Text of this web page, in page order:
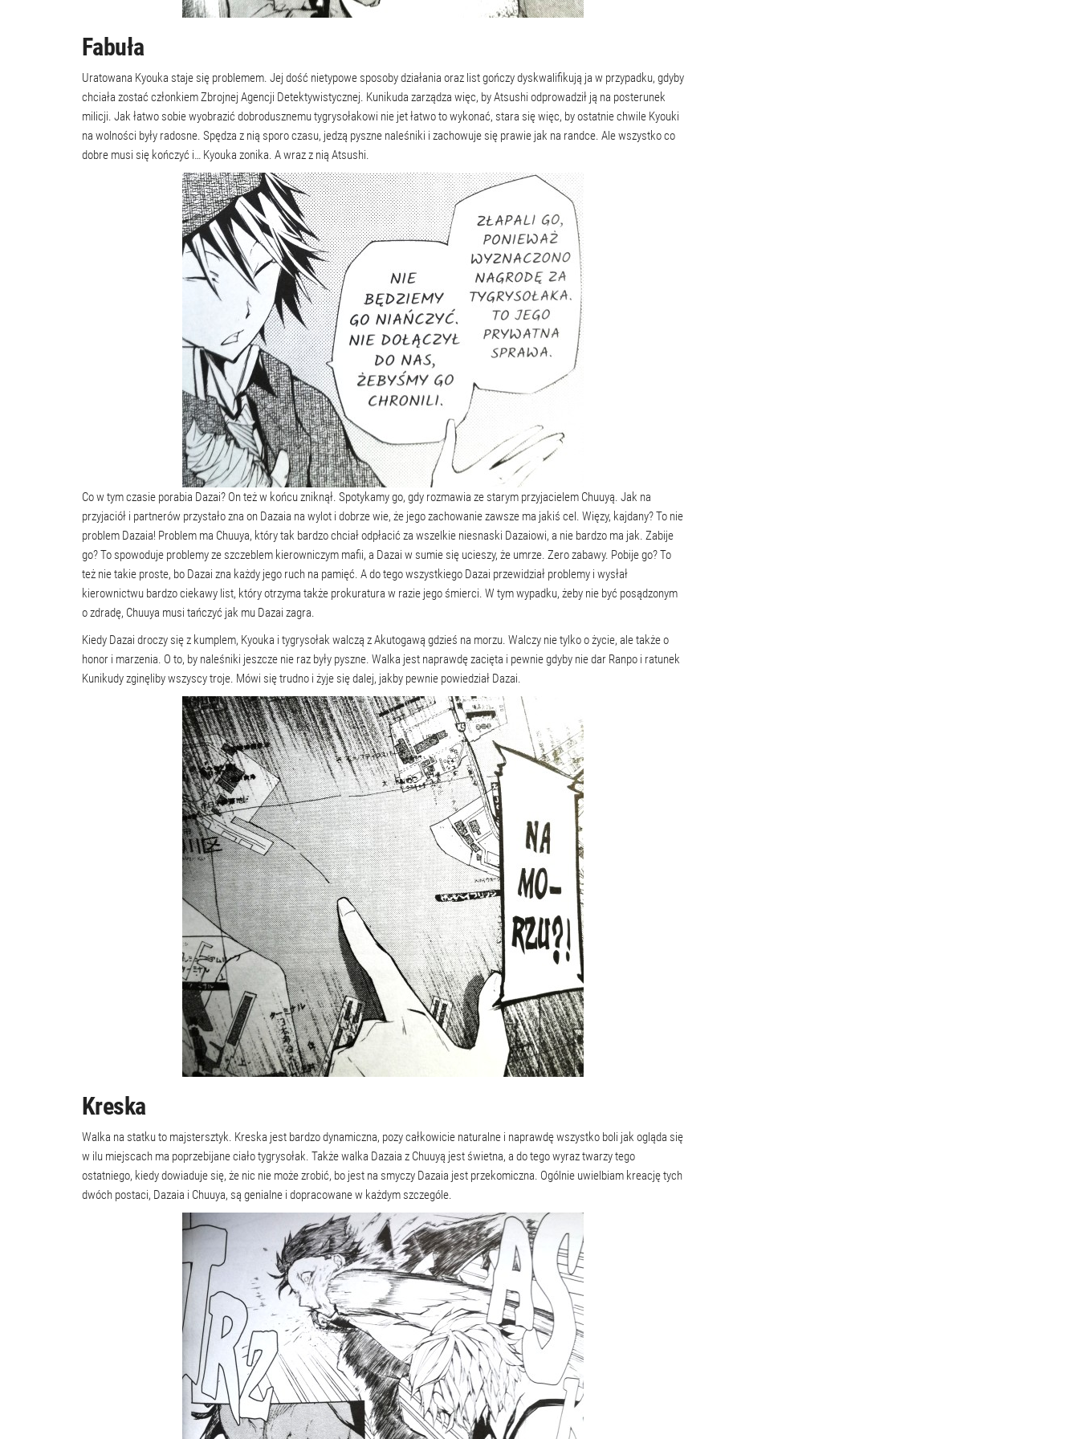
Fabuła
Uratowana Kyouka staje się problemem. Jej dość nietypowe sposoby działania oraz list gończy dyskwalifikują ja w przypadku, gdyby
chciała zostać członkiem Zbrojnej Agencji Detektywistycznej. Kunikuda zarządza więc, by Atsushi odprowadził ją na posterunek
milicji. Jak łatwo sobie wyobrazić dobrodusznemu tygrysołakowi nie jet łatwo to wykonać, stara się więc, by ostatnie chwile Kyouki
na wolności były radosne. Spędza z nią sporo czasu, jedzą pyszne naleśniki i zachowuje się prawie jak na randce. Ale wszystko co
dobre musi się kończyć i… Kyouka zonika. A wraz z nią Atsushi.
Co w tym czasie porabia Dazai? On też w końcu zniknął. Spotykamy go, gdy rozmawia ze starym przyjacielem Chuuyą. Jak na
przyjaciół i partnerów przystało zna on Dazaia na wylot i dobrze wie, że jego zachowanie zawsze ma jakiś cel. Więzy, kajdany? To nie
problem Dazaia! Problem ma Chuuya, który tak bardzo chciał odpłacić za wszelkie niesnaski Dazaiowi, a nie bardzo ma jak. Zabije
go? To spowoduje problemy ze szczeblem kierowniczym mafii, a Dazai w sumie się ucieszy, że umrze. Zero zabawy. Pobije go? To
też nie takie proste, bo Dazai zna każdy jego ruch na pamięć. A do tego wszystkiego Dazai przewidział problemy i wysłał
kierownictwu bardzo ciekawy list, który otrzyma także prokuratura w razie jego śmierci. W tym wypadku, żeby nie być posądzonym
o zdradę, Chuuya musi tańczyć jak mu Dazai zagra.
Kiedy Dazai droczy się z kumplem, Kyouka i tygrysołak walczą z Akutogawą gdzieś na morzu. Walczy nie tylko o życie, ale także o
honor i marzenia. O to, by naleśniki jeszcze nie raz były pyszne. Walka jest naprawdę zacięta i pewnie gdyby nie dar Ranpo i ratunek
Kunikudy zginęliby wszyscy troje. Mówi się trudno i żyje się dalej, jakby pewnie powiedział Dazai.
Kreska
Walka na statku to majstersztyk. Kreska jest bardzo dynamiczna, pozy całkowicie naturalne i naprawdę wszystko boli jak ogląda się
w ilu miejscach ma poprzebijane ciało tygrysołak. Także walka Dazaia z Chuuyą jest świetna, a do tego wyraz twarzy tego
ostatniego, kiedy dowiaduje się, że nic nie może zrobić, bo jest na smyczy Dazaia jest przekomiczna. Ogólnie uwielbiam kreację tych
dwóch postaci, Dazaia i Chuuya, są genialne i dopracowane w każdym szczególe.